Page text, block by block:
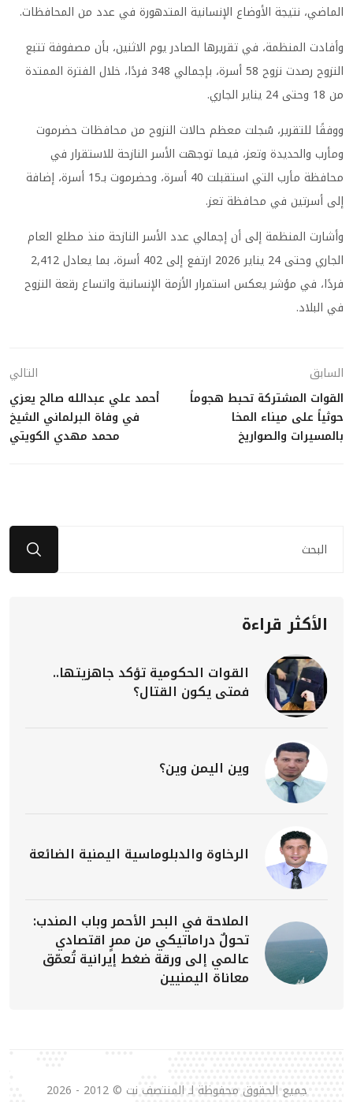
الماضي، نتيجة الأوضاع الإنسانية المتدهورة في عدد من المحافظات.
وأفادت المنظمة، في تقريرها الصادر يوم الاثنين، بأن مصفوفة تتبع
النزوح رصدت نزوح 58 أسرة، بإجمالي 348 فردًا، خلال الفترة الممتدة
من 18 وحتى 24 يناير الجاري.
ووفقًا للتقرير، سُجلت معظم حالات النزوح من محافظات حضرموت
ومأرب والحديدة وتعز، فيما توجهت الأسر النازحة للاستقرار في
محافظة مأرب التي استقبلت 40 أسرة، وحضرموت بـ15 أسرة، إضافة
إلى أسرتين في محافظة تعز.
وأشارت المنظمة إلى أن إجمالي عدد الأسر النازحة منذ مطلع العام
الجاري وحتى 24 يناير 2026 ارتفع إلى 402 أسرة، بما يعادل 2,412
فردًا، في مؤشر يعكس استمرار الأزمة الإنسانية واتساع رقعة النزوح
في البلاد.
السابق
القوات المشتركة تحبط هجوماً
حوثياً على ميناء المخا
بالمسيرات والصواريخ
التالي
أحمد علي عبدالله صالح يعزي
في وفاة البرلماني الشيخ
محمد مهدي الكويتي
الأكثر قراءة
القوات الحكومية تؤكد جاهزيتها..
فمتى يكون القتال؟
وين اليمن وين؟
الرخاوة والدبلوماسية اليمنية الضائعة
الملاحة في البحر الأحمر وباب المندب:
تحولٌ دراماتيكي من ممرٍ اقتصادي
عالمي إلى ورقة ضغط إيرانية تُعمّق
معاناة اليمنيين
جميع الحقوق محفوظة لـ المنتصف نت © 2012 - 2026